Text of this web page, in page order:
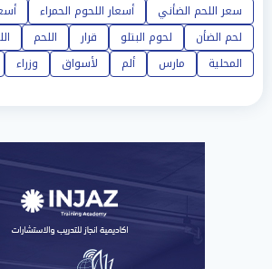
سعر اللحم الضأني
أسعار اللحوم الحمراء
لحم الضأن
لحوم البتلو قرار اللحم
المحلية
مارس ألم لأسواق وزراء